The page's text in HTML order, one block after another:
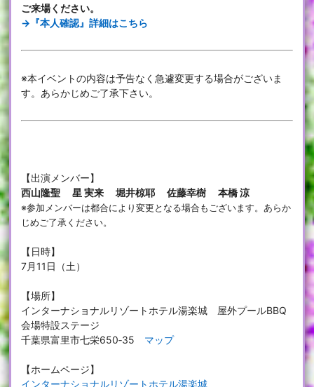
ご来場ください。
→ 『本人確認』詳細はこちら
※本イベントの内容は予告なく急遽変更する場合がございま
す。あらかじめご了承下さい。
【出演メンバー】
西山隆聖 星 実来 堀井椋耶 佐藤幸樹 本橋 涼
※参加メンバーは都合により変更となる場合もございます。あらか
じめご了承ください。
【日時】
7月11日（土）
【場所】
インターナショナルリゾートホテル湯楽城 屋外プールBBQ
会場特設ステージ
千葉県富里市七栄650‐35 マップ
【ホームページ】
インターナショナルリゾートホテル湯楽城